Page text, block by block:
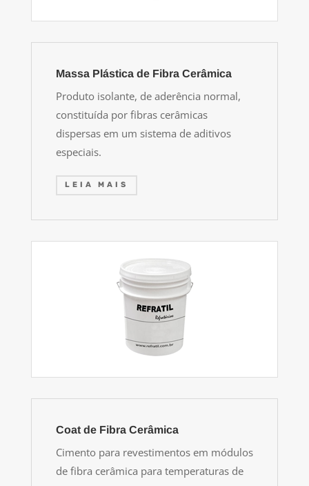
Massa Plástica de Fibra Cerâmica
Produto isolante, de aderência normal,
constituída por fibras cerâmicas
dispersas em um sistema de aditivos
especiais.
LEIA MAIS
Coat de Fibra Cerâmica
Cimento para revestimentos em módulos
de fibra cerâmica para temperaturas de